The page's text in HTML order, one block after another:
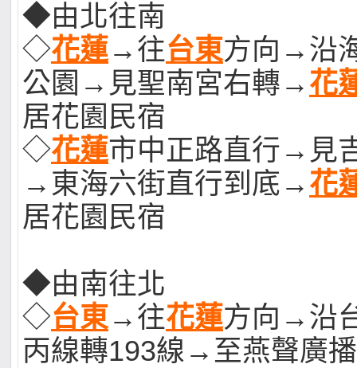
◆由北往南
◇花蓮→往台東方向→沿
公園→見聖南宮右轉→ 花
居花園民宿
◇花蓮市中正路直行→見
→東海六街直行到底→ 花
居花園民宿
◆由南往北
◇台東→往花蓮方向→沿
丙線轉193線→至燕聲廣